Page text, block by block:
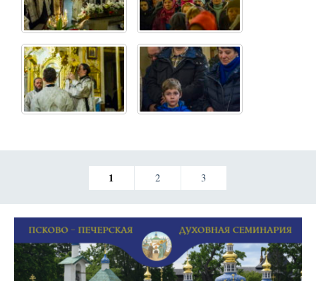
1 2 3